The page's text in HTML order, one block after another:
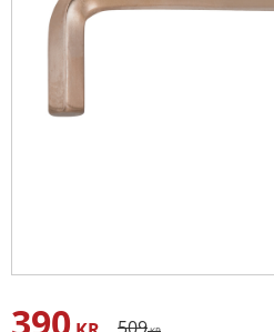
Nedsatt pris: